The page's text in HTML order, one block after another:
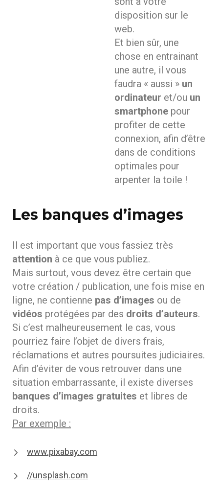
disposition sur le
web.
Et bien sûr, une
chose en entrainant
une autre, il vous
faudra « aussi » un
ordinateur et/ou un
smartphone pour
profiter de cette
connexion, afin d’être
dans de conditions
optimales pour
arpenter la toile !
Les banques d’images
Il est important que vous fassiez très
attention à ce que vous publiez.
Mais surtout, vous devez être certain que
votre création / publication, une fois mise en
ligne, ne contienne pas d’images ou de
vidéos protégées par des droits d’auteurs.
Si c’est malheureusement le cas, vous
pourriez faire l’objet de divers frais,
réclamations et autres poursuites judiciaires.
Afin d’éviter de vous retrouver dans une
situation embarrassante, il existe diverses
banques d’images gratuites et libres de
droits.
Par exemple :
www.pixabay.com
//unsplash.com